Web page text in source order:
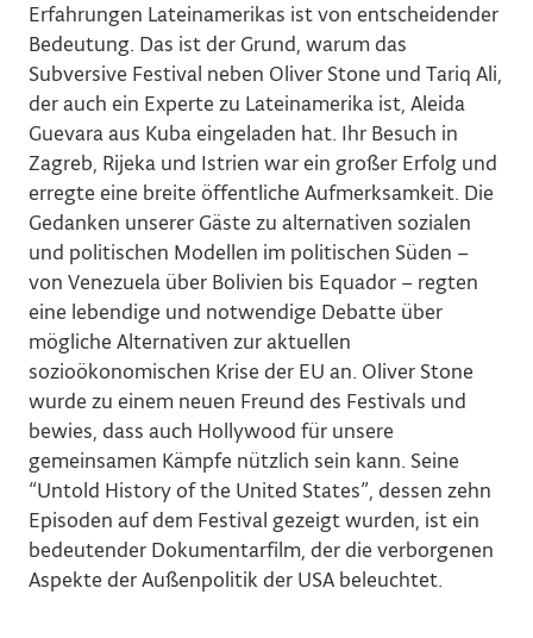
Erfahrungen Lateinamerikas ist von entscheidender
Bedeutung. Das ist der Grund, warum das
Subversive Festival neben Oliver Stone und Tariq Ali,
der auch ein Experte zu Lateinamerika ist, Aleida
Guevara aus Kuba eingeladen hat. Ihr Besuch in
Zagreb, Rijeka und Istrien war ein großer Erfolg und
erregte eine breite öffentliche Aufmerksamkeit. Die
Gedanken unserer Gäste zu alternativen sozialen
und politischen Modellen im politischen Süden –
von Venezuela über Bolivien bis Equador – regten
eine lebendige und notwendige Debatte über
mögliche Alternativen zur aktuellen
sozioökonomischen Krise der EU an. Oliver Stone
wurde zu einem neuen Freund des Festivals und
bewies, dass auch Hollywood für unsere
gemeinsamen Kämpfe nützlich sein kann. Seine
“Untold History of the United States”, dessen zehn
Episoden auf dem Festival gezeigt wurden, ist ein
bedeutender Dokumentarfilm, der die verborgenen
Aspekte der Außenpolitik der USA beleuchtet.